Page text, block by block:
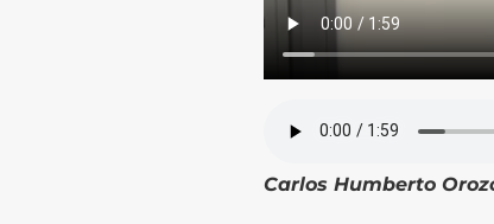
Carlos Humberto